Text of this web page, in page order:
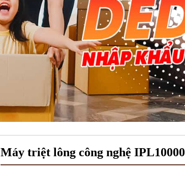
Máy triệt lông công nghệ IPL10000